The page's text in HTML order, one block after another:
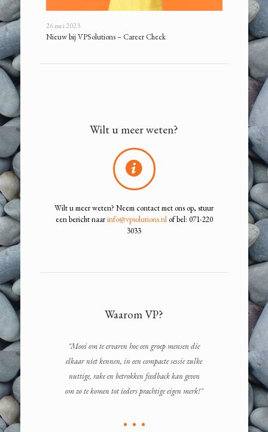
26 mei 2023
Nieuw bij VPSolutions – Career Check
5 juli 2022
Luister
Wilt u meer weten?
Wilt u meer weten? Neem contact met ons op, stuur
een bericht naarinfo@vpsolutions.nlof bel: 071-220
3033
Waarom VP?
"Mooi om te ervaren hoe een groep mensen die
elkaar niet kennen, in een compacte sessie zulke
nuttige, rake en betrokken feedback kan geven
om zo te komen tot ieders prachtige eigen merk!"
te
en